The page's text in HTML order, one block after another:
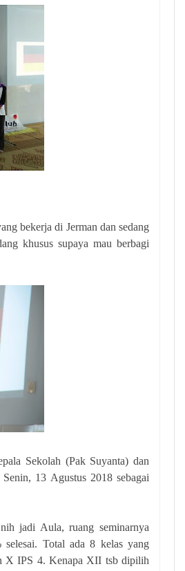
bekerja di Jerman dan sedang
khusus supaya mau berbagi
Sekolah (Pak Suyanta) dan
13 Agustus 2018 sebagai
jadi Aula, ruang seminarnya
Total ada 8 kelas yang
IPS 4. Kenapa XII tsb dipilih